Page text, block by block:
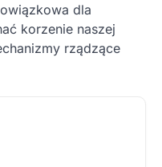
dla
korzenie naszej
rządzące